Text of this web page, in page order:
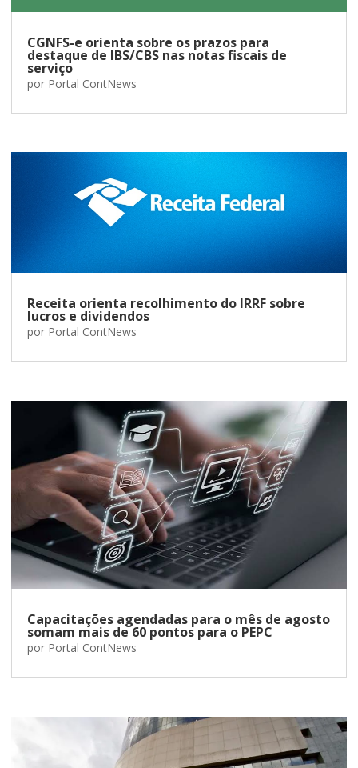
CGNFS-e orienta sobre os prazos para
destaque de IBS/CBS nas notas fiscais de
serviço
por Portal ContNews
Receita orienta recolhimento do IRRF sobre
lucros e dividendos
por Portal ContNews
Capacitações agendadas para o mês de agosto
somam mais de 60 pontos para o PEPC
por Portal ContNews